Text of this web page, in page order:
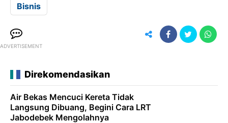
Bisnis
ADVERTISEMENT
Direkomendasikan
Air Bekas Mencuci Kereta Tidak
Langsung Dibuang, Begini Cara LRT
Jabodebek Mengolahnya